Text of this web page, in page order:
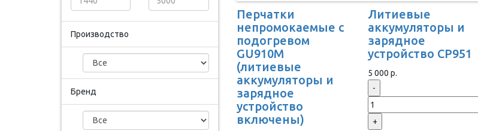
Производство
Бренд
Перчатки
непромокаемые с
подогревом
GU910M
(литиевые
аккумуляторы и
зарядное
устройство
включены)
Литиевые
аккумуляторы и
зарядное
устройство CP951
5 000 р.
-
+